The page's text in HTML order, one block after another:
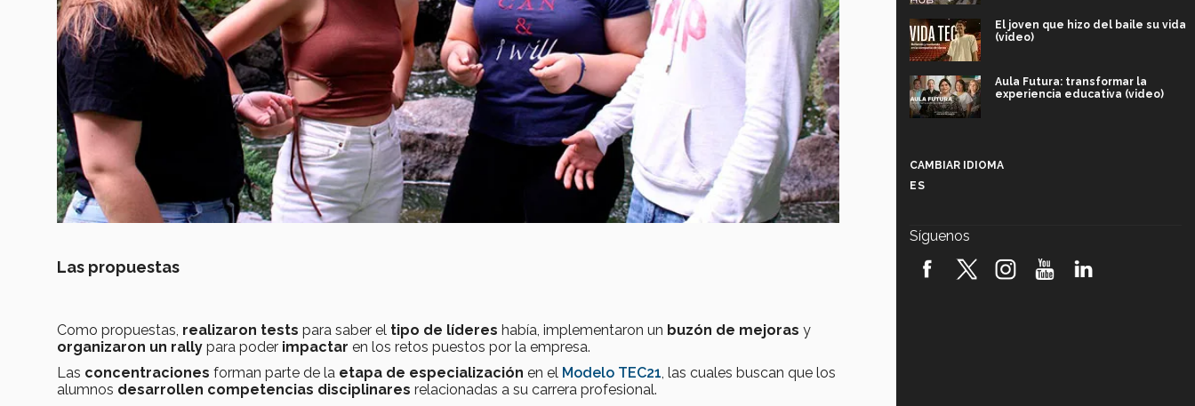
Las propuestas
Como propuestas, realizaron tests para saber el tipo de líderes había, implementaron un buzón de mejoras y
organizaron un rally para poder impactar en los retos puestos por la empresa.
Las concentraciones forman parte de la etapa de especialización en el Modelo TEC21 , las cuales buscan que los
alumnos desarrollen competencias disciplinares relacionadas a su carrera profesional.
El joven que hizo del baile su vida
(video)
Aula Futura: transformar la
experiencia educativa (video)
robótica FIRST 2026! (video)
CAMBIAR IDIOMA
ES
Síguenos